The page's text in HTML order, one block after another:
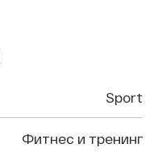
Sport
Фитнес и тренинг